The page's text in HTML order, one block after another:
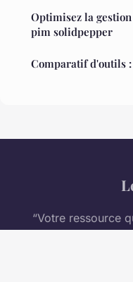
Optimisez la
pim solidpepper
Comparatif d'outils
“Votre ressource